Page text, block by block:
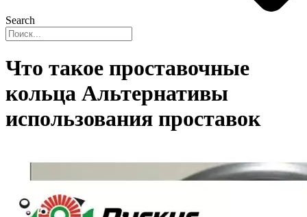
Search
Что такое проставочные
кольца Альтернативы
использования проставок